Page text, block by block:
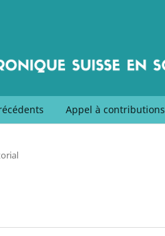
Appel à contributions